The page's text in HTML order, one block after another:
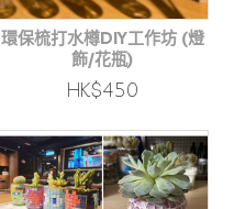
環保梳打水樽DIY工作坊 (燈
飾/花瓶)
HK$450